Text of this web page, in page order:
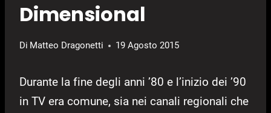
Dimensional
Di Matteo Dragonetti 19 Agosto 2015
Durante la fine degli anni ’80 e l’inizio dei ’90
in TV era comune, sia nei canali regionali che